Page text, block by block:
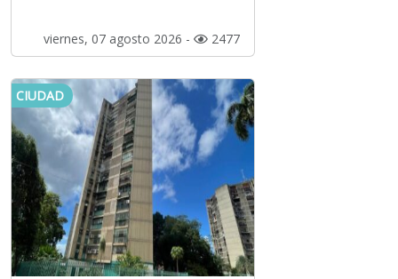
viernes, 07 agosto 2026 - 2477
CIUDAD